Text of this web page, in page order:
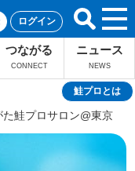
ログイン
つながる
CONNECT
ニュース
NEWS
鮭プロとは
た鮭プロサロン@東京